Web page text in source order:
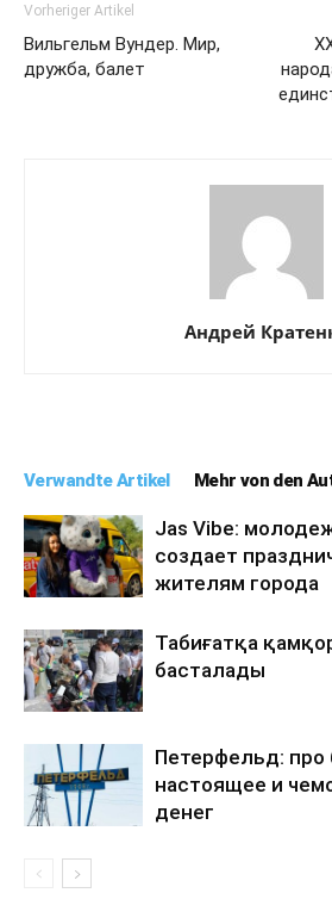
Vorheriger Artikel
Вильгельм Вундер. Мир,
дружба, балет
Андрей
Verwandte Artikel Mehr von den
Jas Vibe:
создает
жителям города
Табиғатқа
басталады
Петерфельд: про
настоящее и
денег